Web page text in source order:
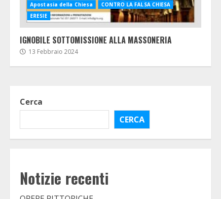
Apostasia della Chiesa
CONTRO LA FALSA CHIESA
ERESIE
IGNOBILE SOTTOMISSIONE ALLA MASSONERIA
13 Febbraio 2024
Cerca
CERCA
Notizie recenti